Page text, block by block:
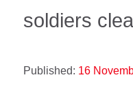
soldiers
Published: 16